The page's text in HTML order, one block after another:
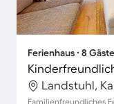
Ferienhaus ∙ 8
Landstuhl,
Familienfreundliches